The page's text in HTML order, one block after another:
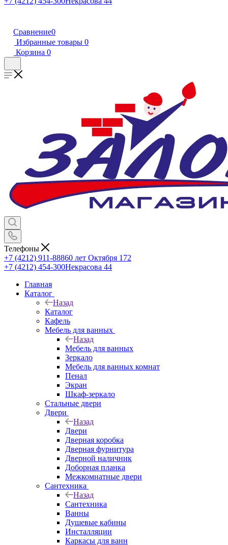
Сравнение0
Избранные товары 0
Корзина 0
Телефоны
+7 (4212) 911-88860 лет Октября 172
+7 (4212) 454-300Некрасова 44
Главная
Каталог
Назад
Каталог
Кафель
Мебель для ванных
Назад
Мебель для ванных
Зеркало
Мебель для ванных комнат
Пенал
Экран
Шкаф-зеркало
Стальные двери
Двери
Назад
Двери
Дверная коробка
Дверная фурнитура
Дверной наличник
Доборная планка
Межкомнатные двери
Сантехника
Назад
Сантехника
Ванны
Душевые кабины
Инсталляции
Каркасы для ванн